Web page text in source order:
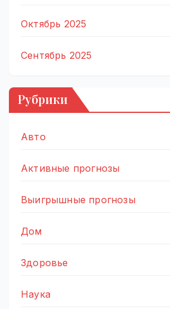
Октябрь 2025
Сентябрь 2025
Рубрики
Авто
Активные прогнозы
Выигрышные прогнозы
Дом
Здоровье
Наука